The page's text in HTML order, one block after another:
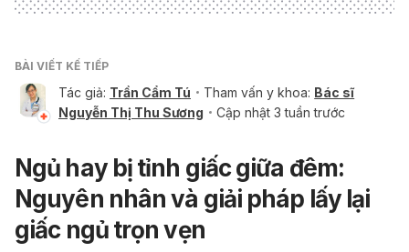
reDate=14112016
Parasites — Naegleria fowleri — Primary Amebic Meningo
encephalitis (PAM) — Amebic Encephalitis
https://www.cdc.gov/parasites/naegleria/index.htmlNgày
Naegleria fowleri: Sources of infection, pathophysiology,
diagnosis, and management; a review
https://pubmed.ncbi.nlm.nih.gov/31612525/Ngày truy cập
8/5/2022
BÀI VIẾT KẾ TIẾP
Tác giả: Trần Cẩm Tú Tham vấn y khoa: Bác sĩ
Nguyễn Thị Thu Sương
Cập nhật 3 tuần trước
Ngủ hay bị tỉnh giấc giữa đêm:
Nguyên nhân và giải pháp lấy lại
giấc ngủ trọn vẹn